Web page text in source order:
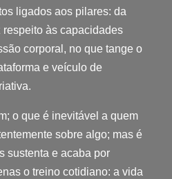
ligados aos pilares: da
às capacidades
corporal, no que tange o
e veículo de
o que é inevitável a quem
sobre algo; mas é
sustenta e acaba por
o treino cotidiano: a vida